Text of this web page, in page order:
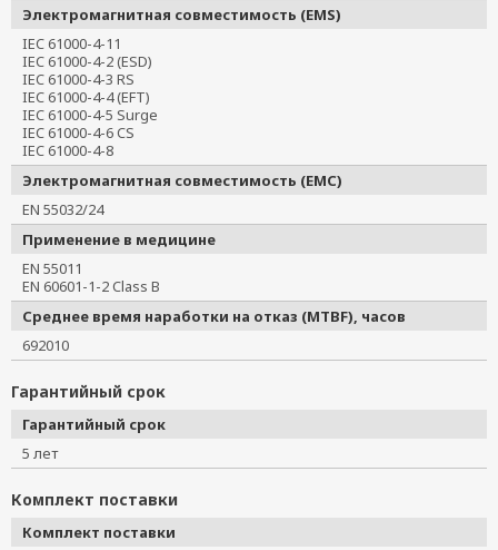
Электромагнитная совместимость (EMS)
IEC 61000-4-11
IEC 61000-4-2 (ESD)
IEC 61000-4-3 RS
IEC 61000-4-4 (EFT)
IEC 61000-4-5 Surge
IEC 61000-4-6 CS
IEC 61000-4-8
Электромагнитная совместимость (EMC)
EN 55032/24
Применение в медицине
EN 55011
EN 60601-1-2 Class B
Среднее время наработки на отказ (MTBF), часов
692010
Гарантийный срок
Гарантийный срок
5 лет
Комплект поставки
Комплект поставки